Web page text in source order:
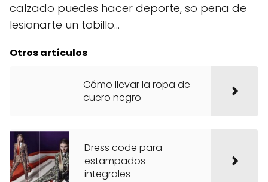
calzado puedes hacer deporte, so pena de
lesionarte un tobillo…
Otros artículos
Cómo llevar la ropa de
cuero negro
Dress code para
estampados
integrales